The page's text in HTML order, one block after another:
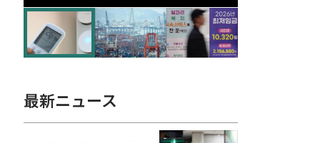
高更新の可能性に需給対応体制を点
検
最新ニュース